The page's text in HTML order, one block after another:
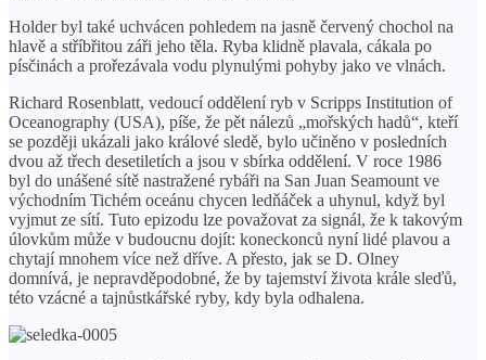
Holder byl také uchvácen pohledem na jasně červený chochol na
hlavě a stříbřitou záři jeho těla. Ryba klidně plavala, cákala po
písčinách a prořezávala vodu plynulými pohyby jako ve vlnách.
Richard Rosenblatt, vedoucí oddělení ryb v Scripps Institution of
Oceanography (USA), píše, že pět nálezů „mořských hadů“, kteří
se později ukázali jako králové sledě, bylo učiněno v posledních
dvou až třech desetiletích a jsou v sbírka oddělení. V roce 1986
byl do unášené sítě nastražené rybáři na San Juan Seamount ve
východním Tichém oceánu chycen ledňáček a uhynul, když byl
vyjmut ze sítí. Tuto epizodu lze považovat za signál, že k takovým
úlovkům může v budoucnu dojít: koneckonců nyní lidé plavou a
chytají mnohem více než dříve. A přesto, jak se D. Olney
domnívá, je nepravděpodobné, že by tajemství života krále sleďů,
této vzácné a tajnůstkářské ryby, kdy byla odhalena.